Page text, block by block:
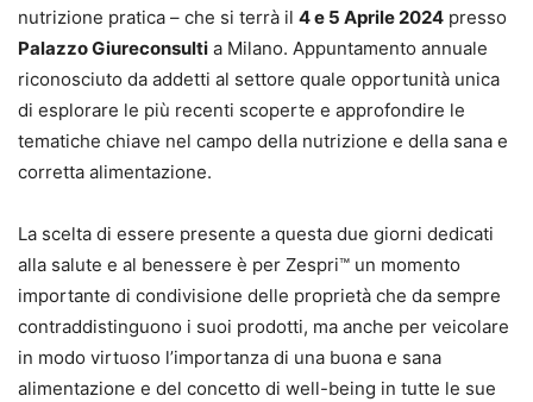
nutrizione pratica – che si terrà il 4 e 5 Aprile 2024 presso
Palazzo Giureconsulti a Milano. Appuntamento annuale
riconosciuto da addetti al settore quale opportunità unica
di esplorare le più recenti scoperte e approfondire le
tematiche chiave nel campo della nutrizione e della sana e
corretta alimentazione.
La scelta di essere presente a questa due giorni dedicati
alla salute e al benessere è per Zespri™ un momento
importante di condivisione delle proprietà che da sempre
contraddistinguono i suoi prodotti, ma anche per veicolare
in modo virtuoso l’importanza di una buona e sana
alimentazione e del concetto di well-being in tutte le sue